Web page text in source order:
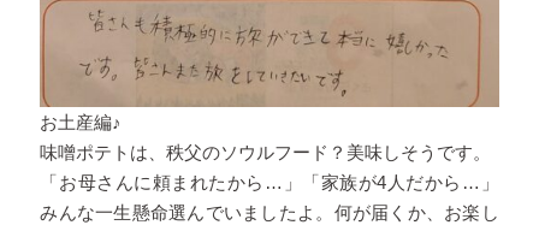
お土産編♪
味噌ポテトは、秩父のソウルフード？美味しそうです。
「お母さんに頼まれたから…」「家族が4人だから…」
みんな一生懸命選んでいましたよ。何が届くか、お楽し